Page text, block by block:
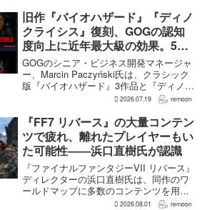
作と変わることで、これまで見られなか
った一面がよ...
旧作『バイオハザード』『ディノ
クライシス』復刻、GOGの認知
度向上に近年最大級の効果。5作
品は90％超の肯定的評価
GOGのシニア・ビジネス開発マネージャ
ー、Marcin Paczyński氏は、クラシック
版『バイオハザード』3作品と『ディノク
ライシス』2作品の復刻が、近年のGOG
上に認知度向上へ貢献したと語った。現
在...
2026.07.19 remoon
『FF7 リバース』の大量コンテン
ツで疲れ、離れたプレイヤーもい
た可能性――浜口直樹氏が認識
『ファイナルファンタジーVII リバース』
ディレクターの浜口直樹氏は、同作のワ
ールドマップに多数のコンテンツを用意
したことで、一部のプレイヤーが疲れを
2026.08.01 remoon